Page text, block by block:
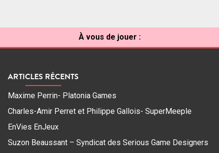
À vous de jouer :
ARTICLES RÉCENTS
Maxime Perrin- Platonia Games
Charles-Amir Perret et Philippe Gallois- SuperMeeple
EnVies EnJeux
Suzon Beaussant – Syndicat des Serious Game Designers